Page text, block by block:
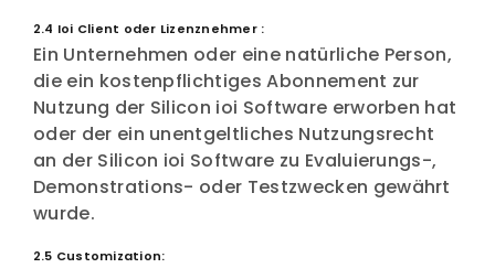
2.4 Ioi Client oder Lizenznehmer :
Ein Unternehmen oder eine natürliche Person,
die ein kostenpflichtiges Abonnement zur
Nutzung der Silicon ioi Software erworben hat
oder der ein unentgeltliches Nutzungsrecht
an der Silicon ioi Software zu Evaluierungs-,
Demonstrations- oder Testzwecken gewährt
wurde.
2.5 Customization: